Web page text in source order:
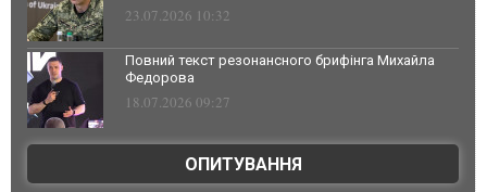
23.07.2026 10:32
Повний текст резонансного брифінга Михайла
Федорова
18.07.2026 09:27
ОПИТУВАННЯ